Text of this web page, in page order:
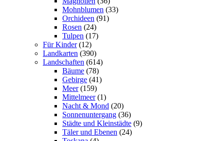
Mohnblumen (33)
Orchideen (91)
Rosen (24)
Tulpen (17)
Für Kinder (12)
Landkarten (390)
Landschaften (614)
Bäume (78)
Gebirge (41)
Meer (159)
Mittelmeer (1)
Nacht & Mond (20)
Sonnenuntergang (36)
Städte und Kleinstädte (9)
Täler und Ebenen (24)